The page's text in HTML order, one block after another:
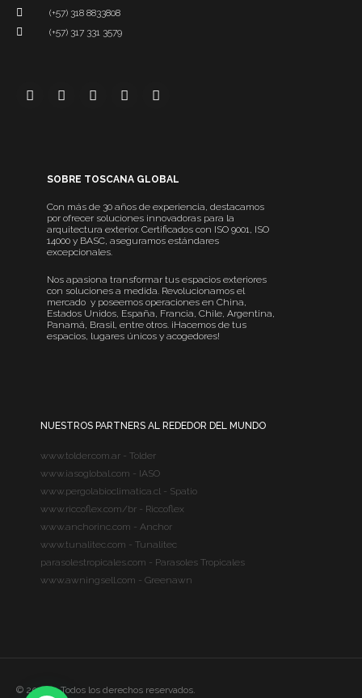
(+57) 318 8833808
(+57) 317 331 3579
SOBRE TOSCANA GLOBAL
Con más de 30 años de experiencia, destacamos
por ofrecer soluciones innovadoras para la
arquitectura exterior. Certificados con ISO 9001, ISO
14000 y BASC, aseguramos estándares
excepcionales.
Nos apasiona transformar tus espacios exteriores
con soluciones a medida. Revolucionamos el
mercado y poseemos operaciones en China,
Estados Unidos, España, Francia, Chile, Argentina,
Panamá, Brasil, entre otros. ¡Hacemos de tus
espacios, lugares únicos y acogedores!
NUESTROS PARTNERS AL REDEDOR DEL MUNDO
www.tolder.com.ar - Tolder
www.iasoglobal.com - IASO
www.pergolabioclimatica.cl - Spatio
www.riccoflex.com/br - Riccoflex
www.anchorinc.com - Anchor
www.tunalitec.com - Tunalitec
parasolestropicales.com - Parasoles Tropicales
www.awningsell.com - Greenawn
© 2020 – Todos los derechos reservados.